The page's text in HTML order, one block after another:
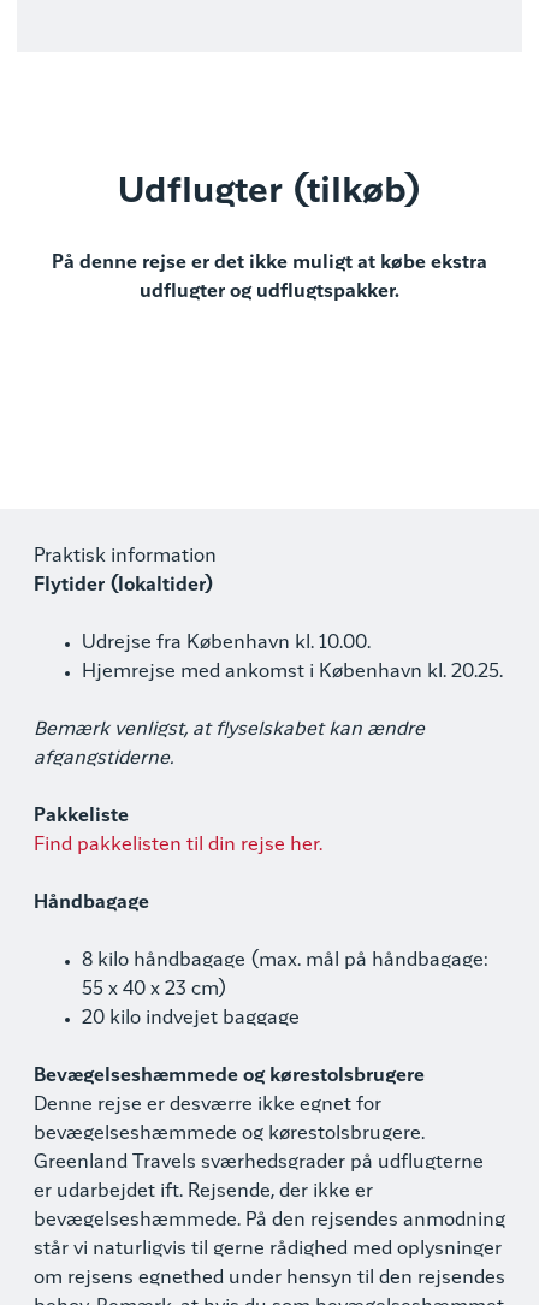
Udflugter (tilkøb)
På denne rejse er det ikke muligt at købe ekstra
udflugter og udflugtspakker.
Praktisk information
Flytider (lokaltider)
Udrejse fra København kl. 10.00.
Hjemrejse med ankomst i København kl. 20.25.
Bemærk venligst, at flyselskabet kan ændre
afgangstiderne.
Pakkeliste
Find pakkelisten til din rejse her.
Håndbagage
8 kilo håndbagage (max. mål på håndbagage:
55 x 40 x 23 cm)
20 kilo indvejet baggage
Bevægelseshæmmede og kørestolsbrugere
Denne rejse er desværre ikke egnet for
bevægelseshæmmede og kørestolsbrugere.
Greenland Travels sværhedsgrader på udflugterne
er udarbejdet ift. Rejsende, der ikke er
bevægelseshæmmede. På den rejsendes anmodning
står vi naturligvis til gerne rådighed med oplysninger
om rejsens egnethed under hensyn til den rejsendes